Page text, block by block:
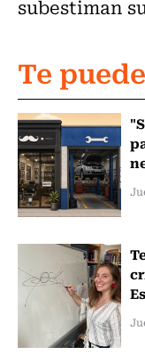
subestiman
Te